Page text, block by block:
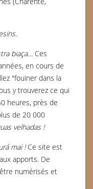
biaça… Ces
en cours de
"fouiner dans la
y trouverez ce qui
heures, près de
de 20 000
velhadas !
mai !Ce site est
apports. De
numérisés et